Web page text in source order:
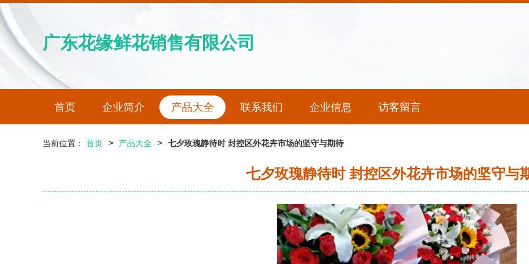
广东花缘鲜花销售有限公司
首页 企业简介 产品大全 联系我们 企业信息 访客留言
当前位置： 首页 > 产品大全 > 七夕玫瑰静待时 封控区外花卉市场的坚守与期待
七夕玫瑰静待时 封控区外花卉市场的坚守与